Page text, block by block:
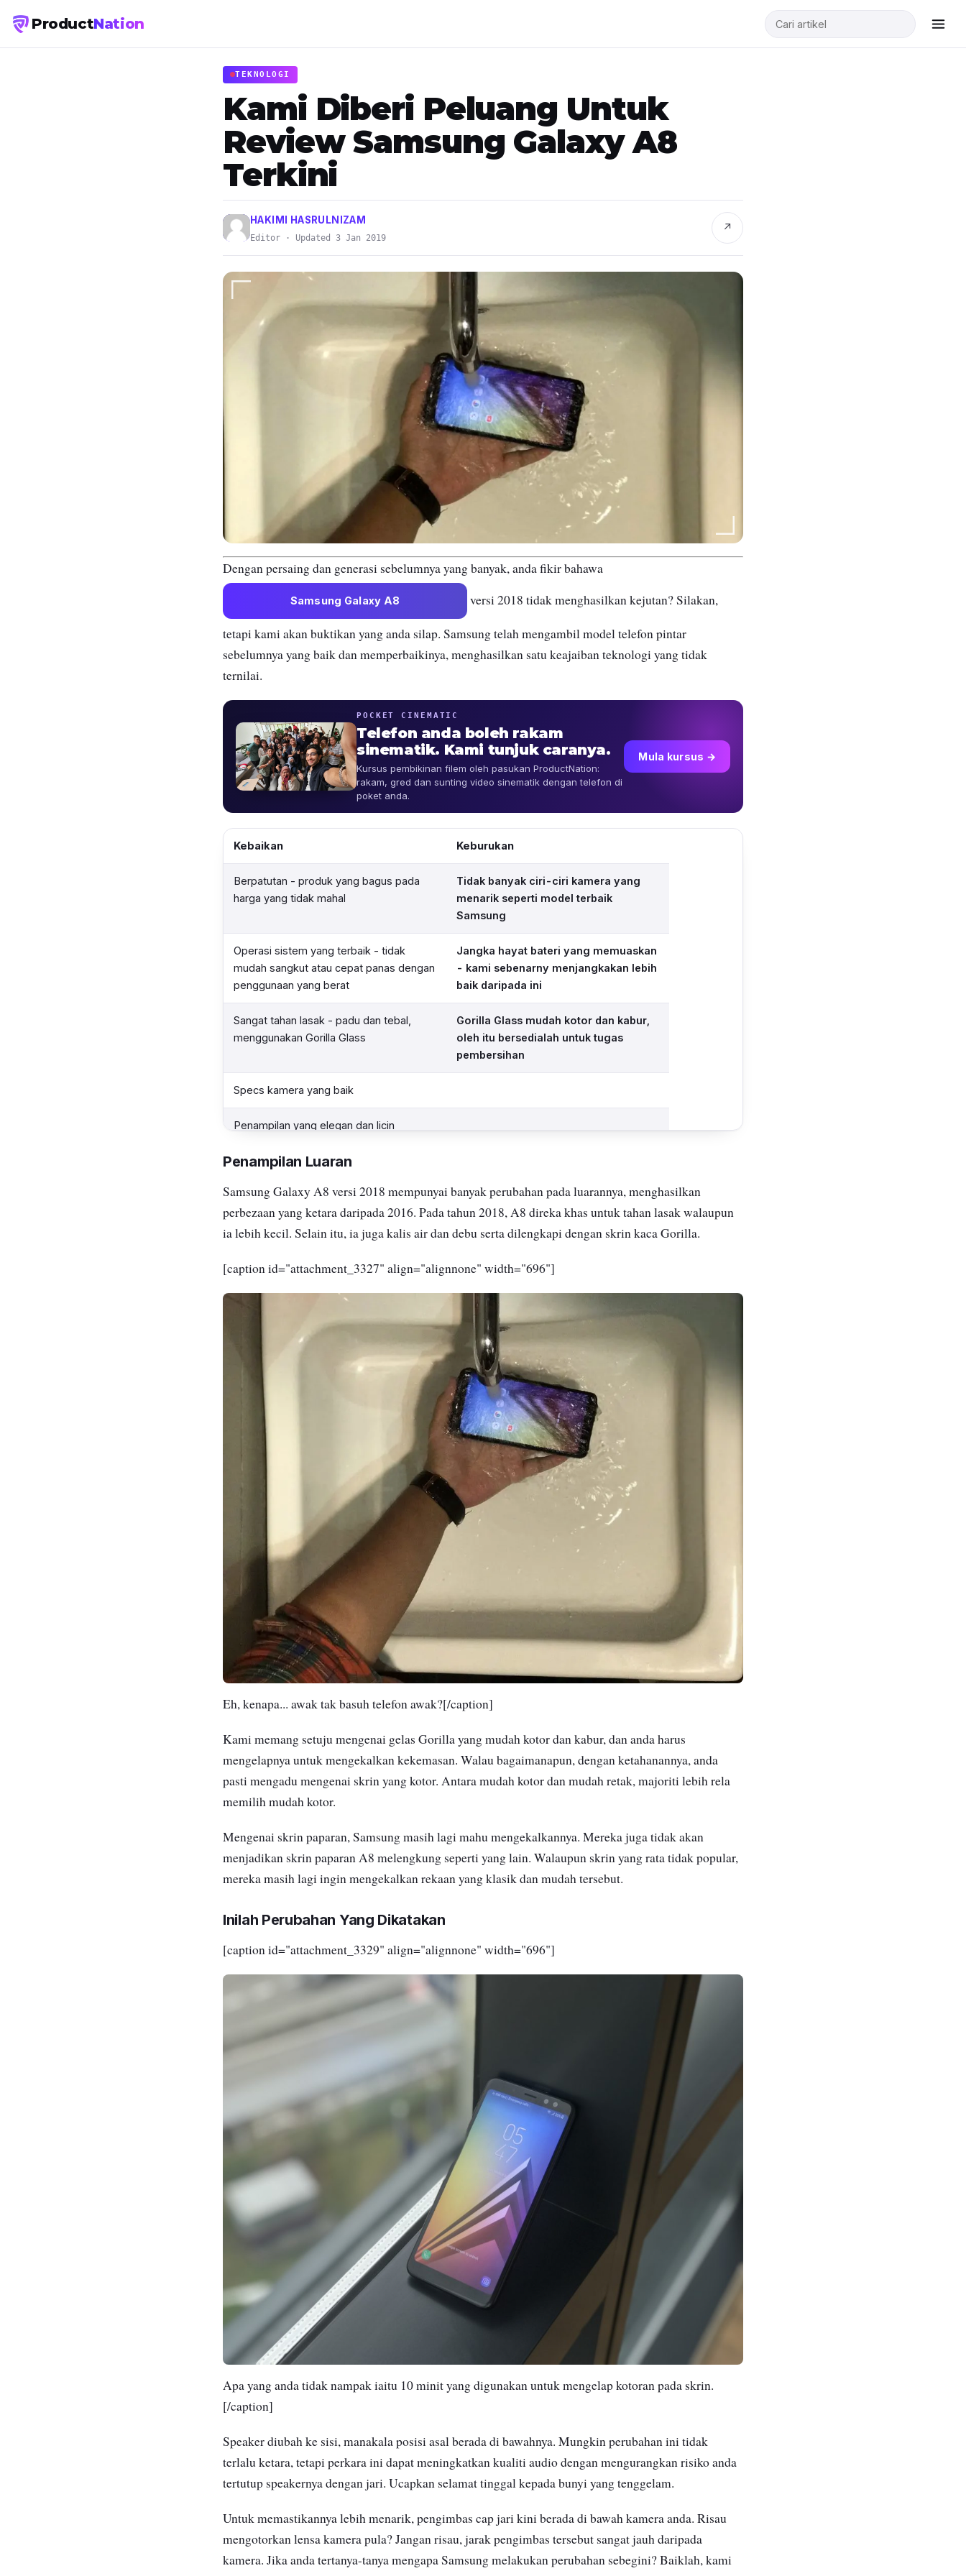
ProductNation
TEKNOLOGI
Kami Diberi Peluang Untuk
Review Samsung Galaxy A8
Terkini
HAKIMI HASRULNIZAM
Editor · Updated 3 Jan 2019
↗
Dengan persaing dan generasi sebelumnya yang banyak, anda fikir bahawa
Samsung Galaxy A8 versi 2018 tidak menghasilkan kejutan? Silakan,
tetapi kami akan buktikan yang anda silap. Samsung telah mengambil model telefon pintar
sebelumnya yang baik dan memperbaikinya, menghasilkan satu keajaiban teknologi yang tidak
ternilai.
POCKET CINEMATIC
Telefon anda boleh rakam
sinematik. Kami tunjuk caranya.
Kursus pembikinan filem oleh pasukan ProductNation:
rakam, gred dan sunting video sinematik dengan telefon di
poket anda.
Mula kursus →
Kebaikan Keburukan
Berpatutan - produk yang bagus pada
harga yang tidak mahal
Tidak banyak ciri-ciri kamera yang
menarik seperti model terbaik
Samsung
Operasi sistem yang terbaik - tidak
mudah sangkut atau cepat panas dengan
penggunaan yang berat
Jangka hayat bateri yang memuaskan
- kami sebenarny menjangkakan lebih
baik daripada ini
Sangat tahan lasak - padu dan tebal,
menggunakan Gorilla Glass
Gorilla Glass mudah kotor dan kabur,
oleh itu bersedialah untuk tugas
pembersihan
Specs kamera yang baik
Penampilan yang elegan dan licin
Kalis air
Penampilan Luaran
Samsung Galaxy A8 versi 2018 mempunyai banyak perubahan pada luarannya, menghasilkan
perbezaan yang ketara daripada 2016. Pada tahun 2018, A8 direka khas untuk tahan lasak walaupun
ia lebih kecil. Selain itu, ia juga kalis air dan debu serta dilengkapi dengan skrin kaca Gorilla.
[caption id="attachment_3327" align="alignnone" width="696"]
Eh, kenapa... awak tak basuh telefon awak?[/caption]
Kami memang setuju mengenai gelas Gorilla yang mudah kotor dan kabur, dan anda harus
mengelapnya untuk mengekalkan kekemasan. Walau bagaimanapun, dengan ketahanannya, anda
pasti mengadu mengenai skrin yang kotor. Antara mudah kotor dan mudah retak, majoriti lebih rela
memilih mudah kotor.
Mengenai skrin paparan, Samsung masih lagi mahu mengekalkannya. Mereka juga tidak akan
menjadikan skrin paparan A8 melengkung seperti yang lain. Walaupun skrin yang rata tidak popular,
mereka masih lagi ingin mengekalkan rekaan yang klasik dan mudah tersebut.
Inilah Perubahan Yang Dikatakan
[caption id="attachment_3329" align="alignnone" width="696"]
Apa yang anda tidak nampak iaitu 10 minit yang digunakan untuk mengelap kotoran pada skrin.
[/caption]
Speaker diubah ke sisi, manakala posisi asal berada di bawahnya. Mungkin perubahan ini tidak
terlalu ketara, tetapi perkara ini dapat meningkatkan kualiti audio dengan mengurangkan risiko anda
tertutup speakernya dengan jari. Ucapkan selamat tinggal kepada bunyi yang tenggelam.
Untuk memastikannya lebih menarik, pengimbas cap jari kini berada di bawah kamera anda. Risau
mengotorkan lensa kamera pula? Jangan risau, jarak pengimbas tersebut sangat jauh daripada
kamera. Jika anda tertanya-tanya mengapa Samsung melakukan perubahan sebegini? Baiklah, kami